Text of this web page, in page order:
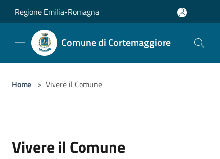
Regione Emilia-Romagna
Comune di Cortemaggiore
Home > Vivere il Comune
Vivere il Comune